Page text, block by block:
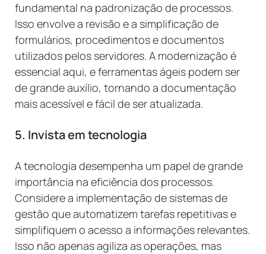
fundamental na padronização de processos.
Isso envolve a revisão e a simplificação de
formulários, procedimentos e documentos
utilizados pelos servidores. A modernização é
essencial aqui, e ferramentas ágeis podem ser
de grande auxílio, tornando a documentação
mais acessível e fácil de ser atualizada.
5. Invista em tecnologia
A tecnologia desempenha um papel de grande
importância na eficiência dos processos.
Considere a implementação de sistemas de
gestão que automatizem tarefas repetitivas e
simplifiquem o acesso a informações relevantes.
Isso não apenas agiliza as operações, mas